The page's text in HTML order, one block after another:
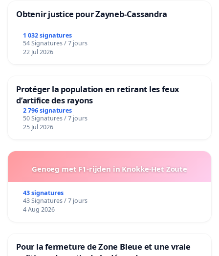
Obtenir justice pour Zayneb-Cassandra
1 032 signatures
54 Signatures / 7 jours
22 Jul 2026
Protéger la population en retirant les feux
d’artifice des rayons
2 796 signatures
50 Signatures / 7 jours
25 Jul 2026
Genoeg met F1-rijden in Knokke-Het Zoute
43 signatures
43 Signatures / 7 jours
4 Aug 2026
Pour la fermeture de Zone Bleue et une vraie